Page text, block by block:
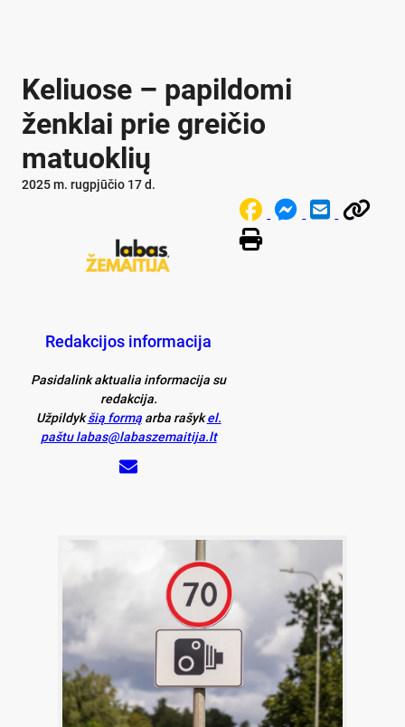
Keliuose – papildomi
ženklai prie greičio
matuoklių
2025 m. rugpjūčio 17 d.
Redakcijos informacija
Pasidalink aktualia informacija su
redakcija.
Užpildykšią formąarba rašykel.
paštu labas@labaszemaitija.lt